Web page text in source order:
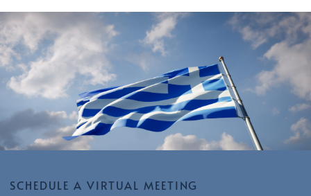
SCHEDULE A VIRTUAL MEETING